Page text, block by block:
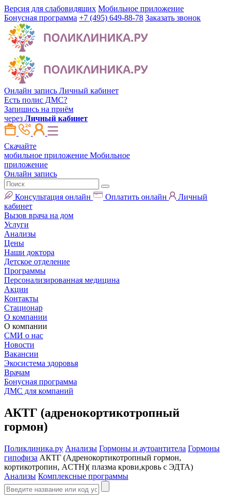
Версия для слабовидящих Мобильное приложение
Бонусная программа +7 (495) 649-88-78 Заказать звонок
Онлайн запись Личный кабинет
Есть полис ДМС?
Запишись на приём
через Личный кабинет
Скачайте
мобильное приложение Мобильное
приложение
Онлайн запись
Консультация онлайн Оплатить онлайн
Личный
кабинет
Вызов врача на дом
Услуги
Анализы
Цены
Наши доктора
Детское отделение
Программы
Персонализированная медицина
Акции
Контакты
Стационар
О компании
О компании
СМИ о нас
Новости
Вакансии
Экосистема здоровья
Врачам
Бонусная программа
ДМС для компаний
АКТГ (адренокортикотропный
гормон)
Поликлиника.ру Анализы Гормоны и аутоантитела Гормоны
гипофиза АКТГ (Адренокортикотропный гормон,
кортикотропин, ACTH)( плазма крови,кровь с ЭДТА)
Анализы Комплексные программы